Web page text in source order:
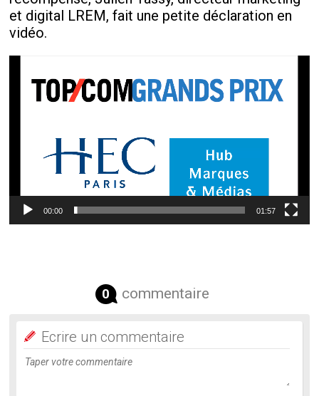
et digital LREM, fait une petite déclaration en
vidéo.
00:00 01:57
0 commentaire
Ecrire un commentaire